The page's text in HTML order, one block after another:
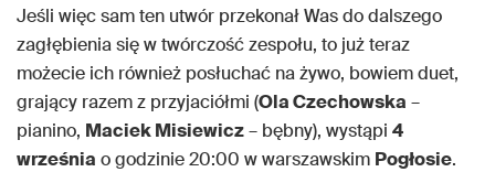
Jeśli więc sam ten utwór przekonał Was do dalszego
zagłębienia się w twórczość zespołu, to już teraz
możecie ich również posłuchać na żywo, bowiem duet,
grający razem z przyjaciółmi (Ola Czechowska –
pianino, Maciek Misiewicz– bębny), wystąpi 4
września o godzinie 20:00 w warszawskim Pogłosie.